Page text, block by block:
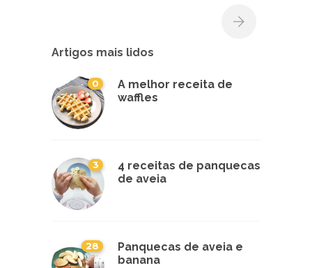
Artigos mais lidos
0
A melhor receita de
waffles
3
4 receitas de panquecas
de aveia
28
Panquecas de aveia e
banana